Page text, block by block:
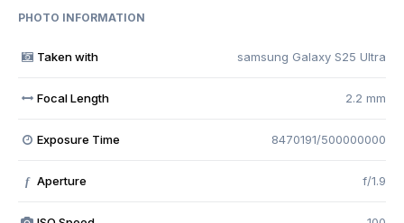
PHOTO INFORMATION
Taken with samsung Galaxy S25 Ultra
Focal Length 2.2 mm
Exposure Time 8470191/500000000
f Aperture f/1.9